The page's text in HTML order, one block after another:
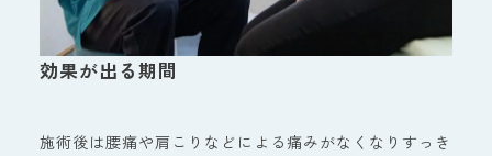
効果が出る期間
施術後は腰痛や肩こりなどによる痛みがなくなりすっき